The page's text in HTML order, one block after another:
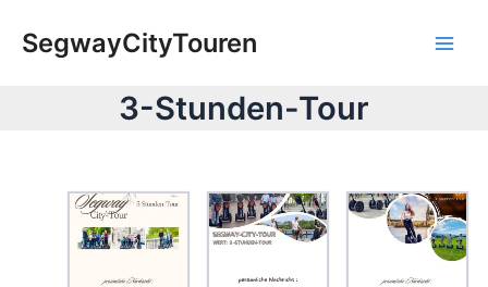
Inhalt
springen
SegwayCityTouren
3-Stunden-Tour